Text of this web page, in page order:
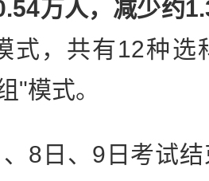
万人，减少约
式，共有12种选
"模式。
日、9日考试结